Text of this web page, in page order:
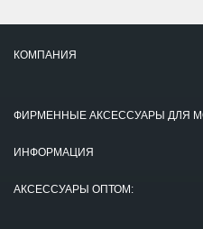
КОМПАНИЯ
ФИРМЕННЫЕ АКСЕССУАРЫ ДЛЯ
ИНФОРМАЦИЯ
АКСЕССУАРЫ ОПТОМ: